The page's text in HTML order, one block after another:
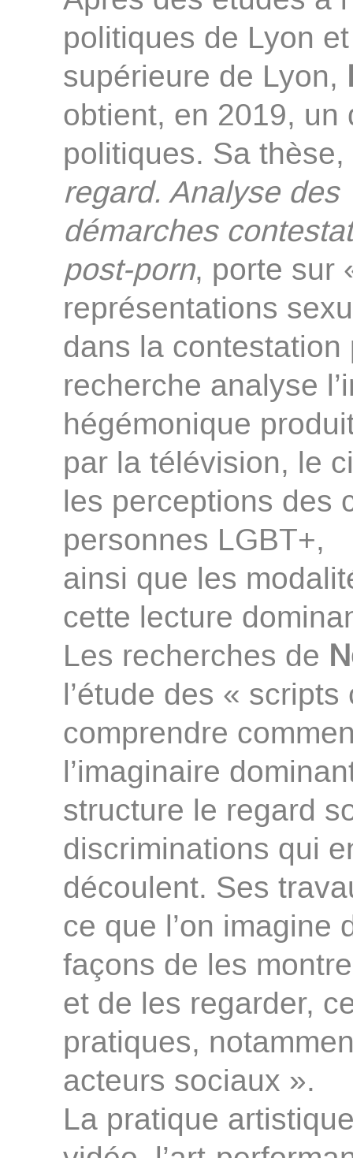
politiques de Lyon
supérieure de Lyon,
obtient, en 2019,
politiques. Sa thèse,
regard. Analyse des
démarches
post-porn, porte sur
représentations
dans la
recherche analyse
hégémonique
par la télévision, le
les perceptions des
personnes LGBT+,
ainsi que les
cette lecture
Les recherches de
l’étude des «
comprendre
l’imaginaire
structure le regard
discriminations qui
découlent. Ses
ce que l’on imagine
façons de les
et de les regarder,
pratiques,
acteurs sociaux ».
La pratique